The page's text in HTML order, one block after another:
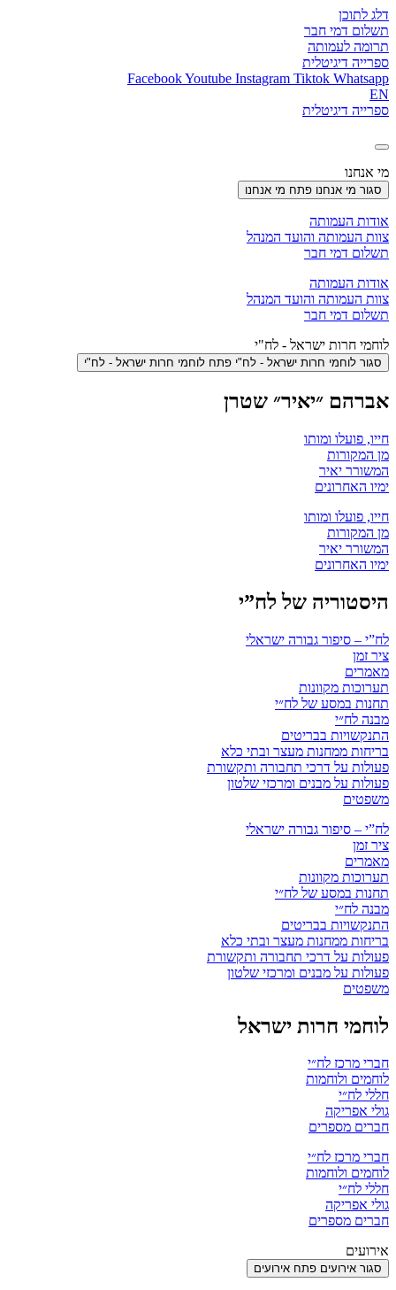
דלג לתוכן
תשלום דמי חבר
תרומה לעמותה
ספרייה דיגיטלית
FacebookYoutube Instagram Tiktok Whatsapp
EN
ספרייה דיגיטלית
מי אנחנו
סגור מי אנחנו פתח מי אנחנו
אודות העמותה
צוות העמותה והועד המנהל
תשלום דמי חבר
אודות העמותה
צוות העמותה והועד המנהל
תשלום דמי חבר
לוחמי חרות ישראל - לח"י
סגור לוחמי חרות ישראל - לח"י פתח לוחמי חרות ישראל - לח"י
אברהם ״יאיר״ שטרן
חייו, פועלו ומותו
מן המקורות
המשורר יאיר
ימיו האחרונים
חייו, פועלו ומותו
מן המקורות
המשורר יאיר
ימיו האחרונים
היסטוריה של לח”י
לח”י – סיפור גבורה ישראלי
ציר זמן
מאמרים
תערוכות מקוונות
תחנות במסע של לח״י
מבנה לח״י
התנקשויות בבריטים
בריחות ממחנות מעצר ובתי כלא
פעולות על דרכי תחבורה ותקשורת
פעולות על מבנים ומרכזי שלטון
משפטים
לח”י – סיפור גבורה ישראלי
ציר זמן
מאמרים
תערוכות מקוונות
תחנות במסע של לח״י
מבנה לח״י
התנקשויות בבריטים
בריחות ממחנות מעצר ובתי כלא
פעולות על דרכי תחבורה ותקשורת
פעולות על מבנים ומרכזי שלטון
משפטים
לוחמי חרות ישראל
חברי מרכז לח״י
לוחמים ולוחמות
חללי לח״י
גולי אפריקה
חברים מספרים
חברי מרכז לח״י
לוחמים ולוחמות
חללי לח״י
גולי אפריקה
חברים מספרים
אירועים
סגור אירועים פתח אירועים